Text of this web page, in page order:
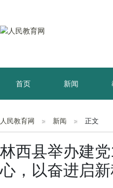
首页 新闻
育儿 资讯
人民教育网 新闻 正文
林西县举办建
心，以奋进启